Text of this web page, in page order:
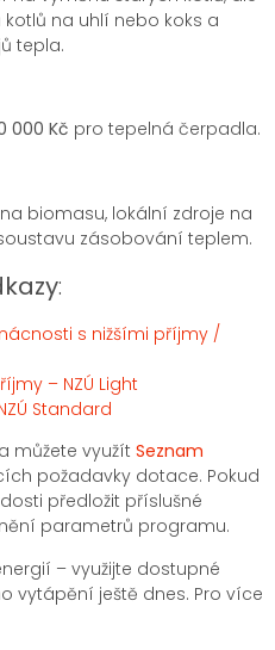
na uhlí nebo koks a
tepla.
000 Kč pro tepelná čerpadla.
biomasu, lokální zdroje na
zásobování teplem.
:
s nižšími příjmy /
– NZÚ Light
Standard
můžete využít Seznam
požadavky dotace. Pokud
předložit příslušné
parametrů programu.
– využijte dostupné
vytápění ještě dnes. Pro více